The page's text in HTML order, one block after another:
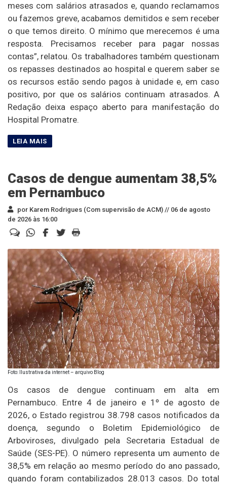
meses com salários atrasados e, quando reclamamos
ou fazemos greve, acabamos demitidos e sem receber
o que temos direito. O mínimo que merecemos é uma
resposta. Precisamos receber para pagar nossas
contas”, relatou. Os trabalhadores também questionam
os repasses destinados ao hospital e querem saber se
os recursos estão sendo pagos à unidade e, em caso
positivo, por que os salários continuam atrasados. A
Redação deixa espaço aberto para manifestação do
Hospital Promatre.
Casos de dengue aumentam 38,5%
em Pernambuco
por Karem Rodrigues (Com supervisão de ACM) // 06 de agosto
de 2026 às 16:00
Foto: Ilustrativa da internet – arquivo Blog
Os casos de dengue continuam em alta em
Pernambuco. Entre 4 de janeiro e 1º de agosto de
2026, o Estado registrou 38.798 casos notificados da
doença, segundo o Boletim Epidemiológico de
Arboviroses, divulgado pela Secretaria Estadual de
Saúde (SES-PE). O número representa um aumento de
38,5% em relação ao mesmo período do ano passado,
quando foram contabilizados 28.013 casos. Do total